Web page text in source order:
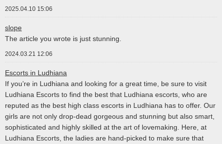
2025.04.10 15:06
slope
The article you wrote is just stunning.
2024.03.21 12:06
Escorts in Ludhiana
If you’re in Ludhiana and looking for a great time, be sure to visit
Ludhiana Escorts to find the best that Ludhiana escorts, who are
reputed as the best high class escorts in Ludhiana has to offer. Our
girls are not only drop-dead gorgeous and stunning but also smart,
sophisticated and highly skilled at the art of lovemaking. Here, at
Ludhiana Escorts, the ladies are hand-picked to make sure that